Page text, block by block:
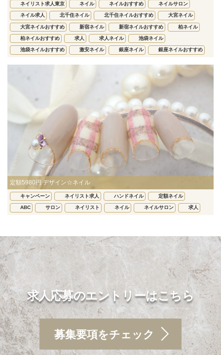
ネイリスト求人東京 ネイル ネイルおすすめ ネイルサロン
ネイル求人 北千住ネイル 北千住ネイルおすすめ 大宮ネイル
大宮ネイルおすすめ 新宿ネイル 新宿ネイルおすすめ 柏ネイル
柏ネイルおすすめ 求人 求人ネイル 池袋ネイル
池袋ネイルおすすめ 激安ネイル 銀座ネイル 銀座ネイルおすすめ
定額5980円 デザイン☆ネイル
キャンペーン ネイリスト求人 ハンドネイル 定額ネイル
ABC サロン ネイリスト ネイル ネイルサロン 求人
求人応募のエントリーはこちら
募集要項をチェック